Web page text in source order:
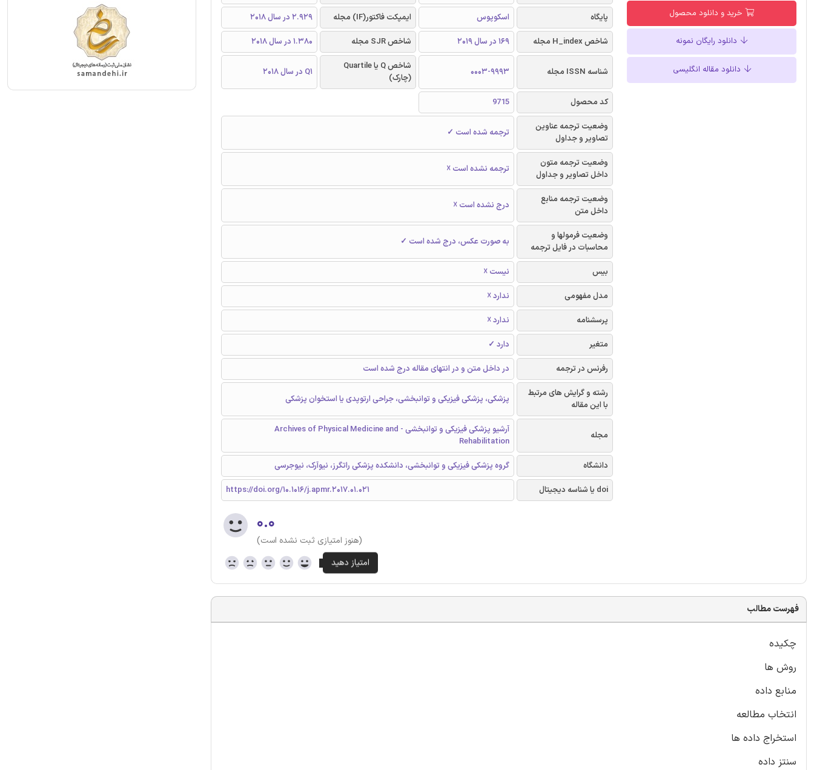
خرید و دانلود محصول
دانلود رایگان نمونه
دانلود مقاله انگلیسی
پایگاه
اسکوپوس ایمپکت فاکتور(IF) مجله
2.929 در سال 2018
شاخص H_index مجله
169 در سال 2019 شاخص SJR مجله 1.380 در سال 2018
شناسه ISSN مجله 0003-9993
شاخص Q یا Quartile
(چارک)
Q1 در سال 2018
کد محصول
9715
وضعیت ترجمه عناوین
تصاویر و جداول
ترجمه شده است ✓
وضعیت ترجمه متون
داخل تصاویر و جداول
ترجمه نشده است ☓
وضعیت ترجمه منابع
داخل متن
درج نشده است ☓
وضعیت فرمولها و
محاسبات در فایل ترجمه
به صورت عکس، درج شده است ✓
بیس
نیست ☓
مدل مفهومی
ندارد ☓
پرسشنامه
ندارد ☓
متغیر
دارد ✓
رفرنس در ترجمه
در داخل متن و در انتهای مقاله درج شده است
رشته و گرایش های مرتبط
با این مقاله
پزشکی، پزشکی فیزیکی و توانبخشی، جراحی ارتوپدی یا استخوان پزشکی
مجله
آرشیو پزشکی فیزیکی و توانبخشی - Archives of Physical Medicine and
Rehabilitation
دانشگاه
گروه پزشکی فیزیکی و توانبخشی، دانشکده پزشکی راتگرز، نیوآرک، نیوجرسی
doi یا شناسه دیجیتال
https://doi.org/10.1016/j.apmr.2017.01.021
۰.۰
(هنوز امتیازی ثبت نشده است)
فهرست مطالب
چکیده
روش ها
منابع داده
انتخاب مطالعه
استخراج داده ها
سنتز داده